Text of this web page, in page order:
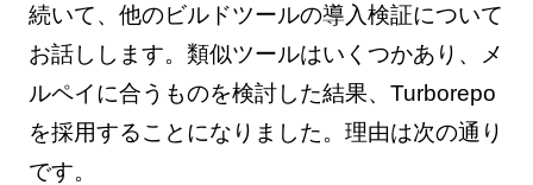
続いて、他のビルドツールの導入検証について
お話しします。類似ツールはいくつかあり、メ
ルペイに合うものを検討した結果、Turborepo
を採用することになりました。理由は次の通り
です。